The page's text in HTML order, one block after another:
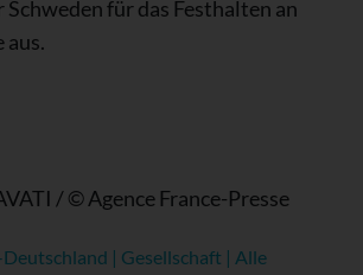
Schweden für das Festhalten an
aus.
/ © Agence France-Presse
| Gesellschaft | Alle